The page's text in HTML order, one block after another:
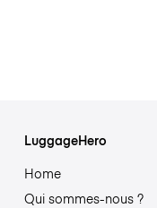
LuggageHero
Home
Qui sommes-nous ?